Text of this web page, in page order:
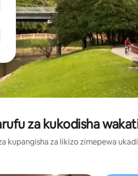
za kukodisha
kupangisha za likizo zimepewa